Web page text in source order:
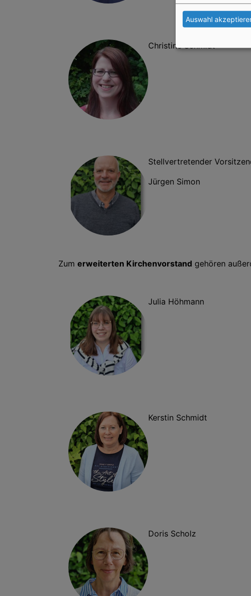
Christine Schmidt
Stellvertretender
Jürgen Simon
Zum erweiterten Kirchenvorstand gehören
Julia Höhmann
Kerstin Schmidt
Doris Scholz
Auswahl